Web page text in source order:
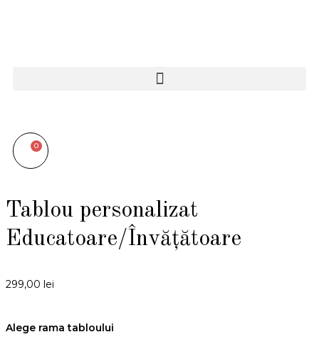
0
Tablou personalizat
Educatoare/Învățătoare
299,00 lei
Alege rama tabloului